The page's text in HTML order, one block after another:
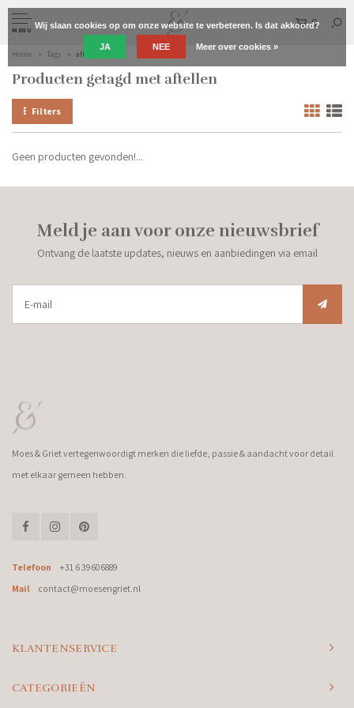
MENU
0
Home Tags aftellen
Producten getagd met aftellen
Filters
Geen producten gevonden!...
Meld je aan voor onze nieuwsbrief
Ontvang de laatste updates, nieuws en aanbiedingen via email
Moes & Griet vertegenwoordigt merken die liefde, passie & aandacht voor detail
met elkaar gemeen hebben.
Telefoon
+31 6 39606889
Mail
contact@moesengriet.nl
KLANTENSERVICE
CATEGORIEËN
Wij slaan cookies op om onze website te verbeteren. Is dat akkoord?
JA NEE Meer over cookies »